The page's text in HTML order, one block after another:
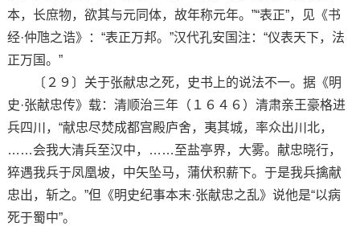
本，长庶物，欲其与元同体，故年称元年。”“表正”，见《书
经·仲虺之诰》：“表正万邦。”汉代孔安国注：“仪表天下，法
正万国。”
〔２９〕关于张献忠之死，史书上的说法不一。据《明
史·张献忠传》载：清顺治三年（１６４６）清肃亲王豪格进
兵四川，“献忠尽焚成都宫殿庐舍，夷其城，率众出川北，
……会我大清兵至汉中，……至盐亭界，大雾。献忠晓行，
猝遇我兵于凤凰坡，中矢坠马，蒲伏积薪下。于是我兵擒献
忠出，斩之。”但《明史纪事本末·张献忠之乱》说他是“以病
死于蜀中”。